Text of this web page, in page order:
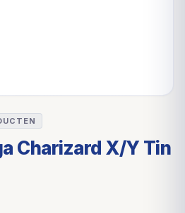
Charizard X/Y Tin